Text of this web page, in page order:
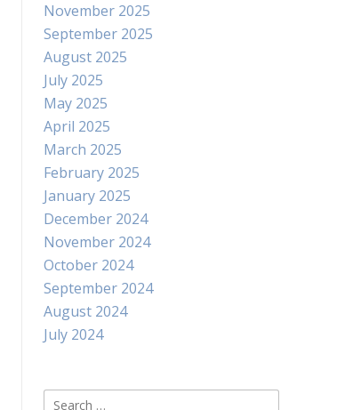
November 2025
September 2025
August 2025
July 2025
May 2025
April 2025
March 2025
February 2025
January 2025
December 2024
November 2024
October 2024
September 2024
August 2024
July 2024
Search